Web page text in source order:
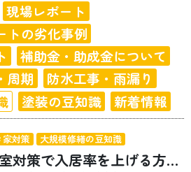
現場レポート
トの劣化事例
補助金・助成金について
周期
防水工事・雨漏り
塗装の豆知識 新着情報
空室対策で入居率を上げる方法｜募集条件の見直しから大規模修繕まで徹底解説
家対策 大規模修繕の豆知識